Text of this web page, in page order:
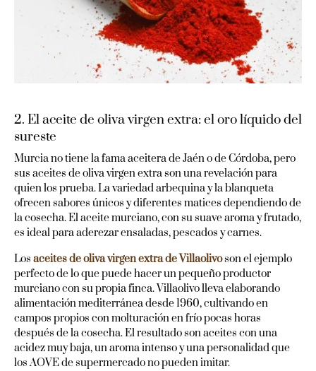
2. El aceite de oliva virgen extra: el oro líquido del
sureste
Murcia no tiene la fama aceitera de Jaén o de Córdoba, pero
sus aceites de oliva virgen extra son una revelación para
quien los prueba. La variedad arbequina y la blanqueta
ofrecen sabores únicos y diferentes matices dependiendo de
la cosecha. El aceite murciano, con su suave aroma y frutado,
es ideal para aderezar ensaladas, pescados y carnes.
Los aceites de oliva virgen extra de Villaolivoson el ejemplo
perfecto de lo que puede hacer un pequeño productor
murciano con su propia finca. Villaolivo lleva elaborando
alimentación mediterránea desde 1960, cultivando en
campos propios con molturación en frío pocas horas
después de la cosecha. El resultado son aceites con una
acidez muy baja, un aroma intenso y una personalidad que
los AOVE de supermercado no pueden imitar.